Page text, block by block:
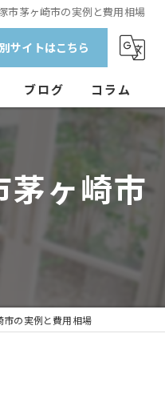
市茅ヶ崎市の実例と費用相場
サイトはこちら
ブログ コラム
茅ヶ崎市
市の実例と費用相場